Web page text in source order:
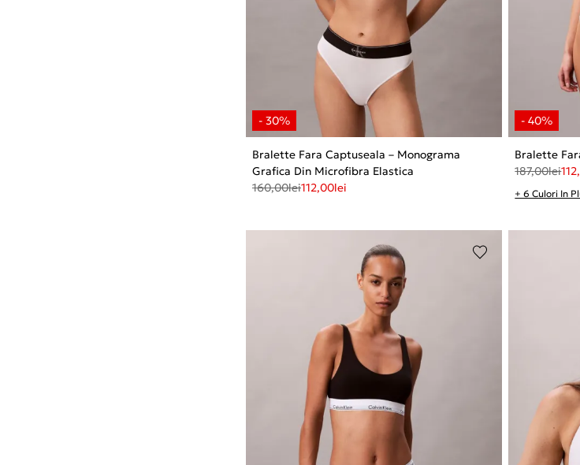
Bralette Fara Captuseala – Monograma
Grafica Din Microfibra Elastica
160,00lei112,00lei
Bralette
187,00lei
+ 6 Culori In